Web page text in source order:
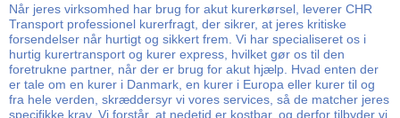
Når jeres virksomhed har brug for akut kurerkørsel, leverer CHR
Transport professionel kurerfragt, der sikrer, at jeres kritiske
forsendelser når hurtigt og sikkert frem. Vi har specialiseret os i
hurtig kurertransport og kurer express, hvilket gør os til den
foretrukne partner, når der er brug for akut hjælp. Hvad enten der
er tale om en kurer i Danmark, en kurer i Europa eller kurer til og
fra hele verden, skræddersyr vi vores services, så de matcher jeres
specifikke krav. Vi forstår, at nedetid er kostbar, og derfor tilbyder vi